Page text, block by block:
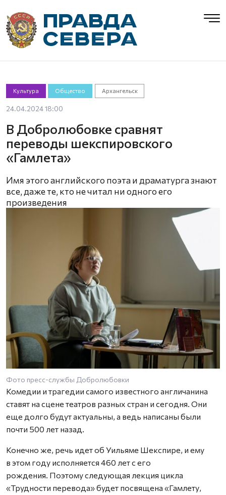
Культура Общество Архангельск
24.04.2024 18:00
В Добролюбовке сравнят
переводы шекспировского
«Гамлета»
Имя этого английского поэта и драматурга знают
все, даже те, кто не читал ни одного его
произведения
Фото пресс-службы Добролюбовки
Комедии и трагедии самого известного англичанина
ставят на сцене театров разных стран и сегодня. Они
еще долго будут актуальны, а ведь написаны были
почти 500 лет назад.
Конечно же, речь идет об Уильяме Шекспире, и ему
в этом году исполняется 460 лет с его
рождения. Поэтому следующая лекция цикла
«Трудности перевода» будет посвящена «Гамлету,